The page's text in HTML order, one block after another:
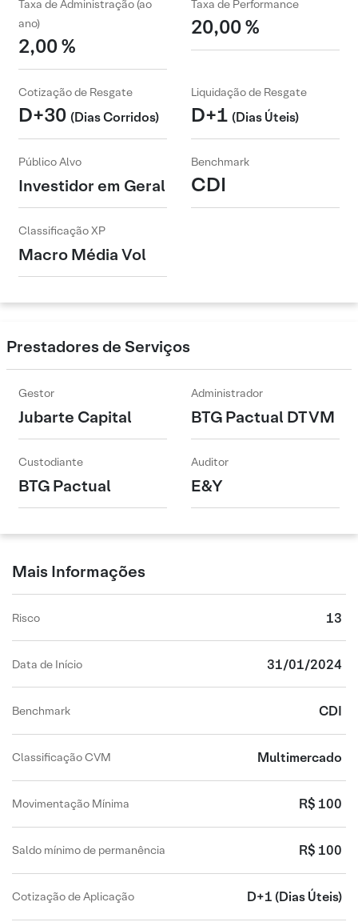
Taxa de Administração (ao
ano)
2,00 %
Taxa de Performance
20,00 %
Cotização de Resgate
D+30 (Dias Corridos)
Liquidação de Resgate
D+1 (Dias Úteis)
Público Alvo
Investidor em Geral
Benchmark
CDI
Classificação XP
Macro Média Vol
Prestadores de Serviços
Gestor
Jubarte Capital
Administrador
BTG Pactual DTVM
Custodiante
BTG Pactual
Auditor
E&Y
Mais Informações
Risco 13
Data de Início 31/01/2024
Benchmark CDI
Classificação CVM Multimercado
Movimentação Mínima R$ 100
Saldo mínimo de permanência R$ 100
Cotização de Aplicação D+1 (Dias Úteis)